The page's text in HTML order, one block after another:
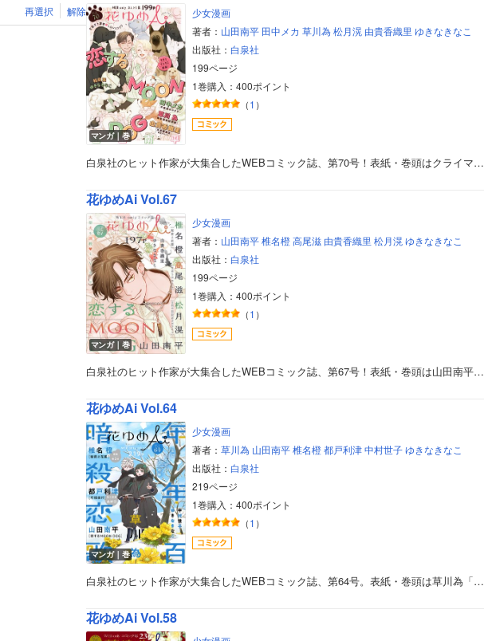
再選択 解除
ボーイズラブ
ティーンズラブ
女性写真集
マンガ｜巻
少女漫画
著者： 山田南平 田中メカ 草川為 松月滉 由貴香織里 ゆきなきなこ
出版社： 白泉社
199ページ
1巻購入：400ポイント
（1 ）
白泉社のヒット作家が大集合したWEBコミック誌、第70号！表紙・巻頭はクライマ…
花ゆめAi Vol.67
マンガ｜巻
少女漫画
著者： 山田南平 椎名橙 高尾滋 由貴香織里 松月滉 ゆきなきなこ
出版社： 白泉社
199ページ
1巻購入：400ポイント
（1 ）
白泉社のヒット作家が大集合したWEBコミック誌、第67号！表紙・巻頭は山田南平…
花ゆめAi Vol.64
マンガ｜巻
少女漫画
著者： 草川為 山田南平 椎名橙 都戸利津 中村世子 ゆきなきなこ
出版社： 白泉社
219ページ
1巻購入：400ポイント
（1 ）
白泉社のヒット作家が大集合したWEBコミック誌、第64号。表紙・巻頭は草川為「…
花ゆめAi Vol.58